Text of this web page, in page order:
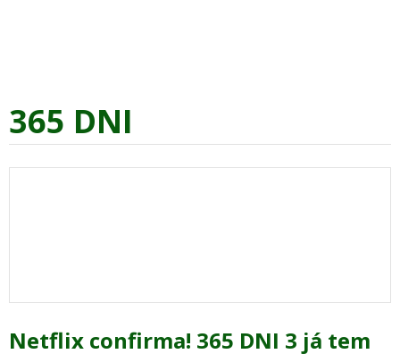
365 DNI
Netflix confirma! 365 DNI 3 já tem